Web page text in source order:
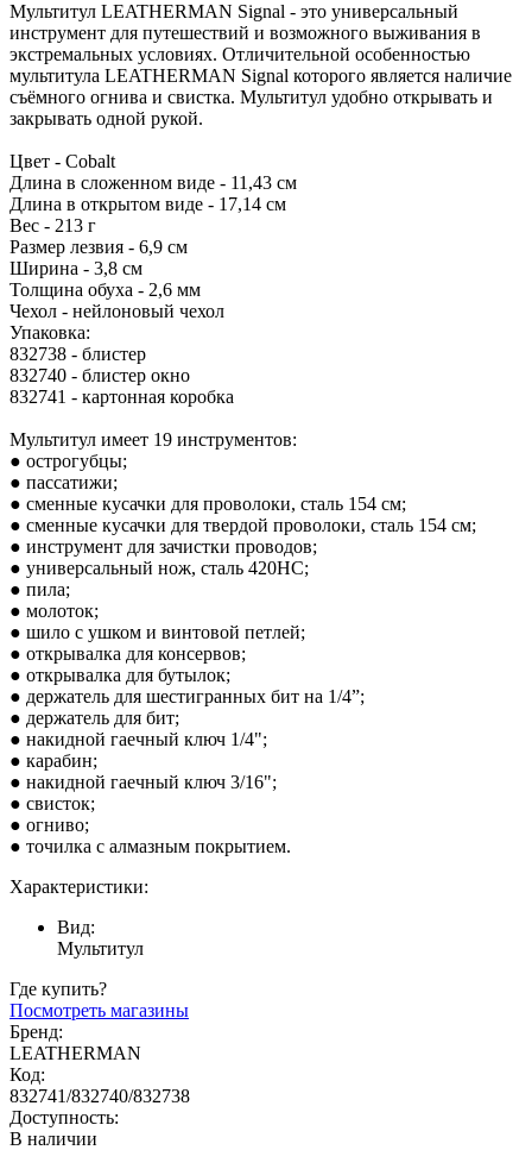
Мультитул LEATHERMAN Signal - это универсальный
инструмент для путешествий и возможного выживания в
экстремальных условиях. Отличительной особенностью
мультитула LEATHERMAN Signal которого является наличие
съёмного огнива и свистка. Мультитул удобно открывать и
закрывать одной рукой.
Цвет - Cobalt
Длина в сложенном виде - 11,43 см
Длина в открытом виде - 17,14 см
Вес - 213 г
Размер лезвия - 6,9 см
Ширина - 3,8 см
Толщина обуха - 2,6 мм
Чехол - нейлоновый чехол
Упаковка:
832738 - блистер
832740 - блистер окно
832741 - картонная коробка
Мультитул имеет 19 инструментов:
● острогубцы;
● пассатижи;
● сменные кусачки для проволоки, сталь 154 см;
● сменные кусачки для твердой проволоки, сталь 154 см;
● инструмент для зачистки проводов;
● универсальный нож, сталь 420HC;
● пила;
● молоток;
● шило с ушком и винтовой петлей;
● открывалка для консервов;
● открывалка для бутылок;
● держатель для шестигранных бит на 1/4”;
● держатель для бит;
● накидной гаечный ключ 1/4";
● карабин;
● накидной гаечный ключ 3/16";
● свисток;
● огниво;
● точилка с алмазным покрытием.
Характеристики:
Вид:
Мультитул
Где купить?
Посмотреть магазины
Бренд:
LEATHERMAN
Код:
832741/832740/832738
Доступность:
В наличии